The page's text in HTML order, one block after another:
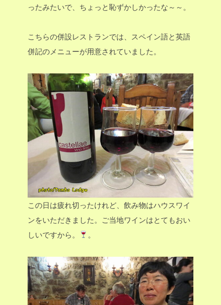
ったみたいで、ちょっと恥ずかしかったな～～。
こちらの併設レストランでは、スペイン語と英語
併記のメニューが用意されていました。
この日は疲れ切ったけれど、飲み物はハウスワイ
ンをいただきました。ご当地ワインはとてもおい
しいですから。
。